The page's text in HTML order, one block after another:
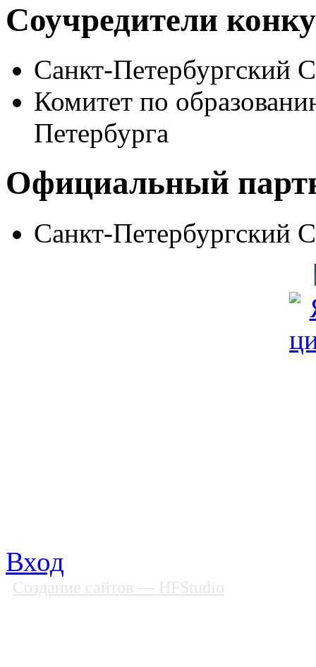
Соучредители
Санкт-Петербургский
Комитет по
Петербурга
Официальный
Санкт-Петербургский
Вход
Создание сайтов — HFStudio